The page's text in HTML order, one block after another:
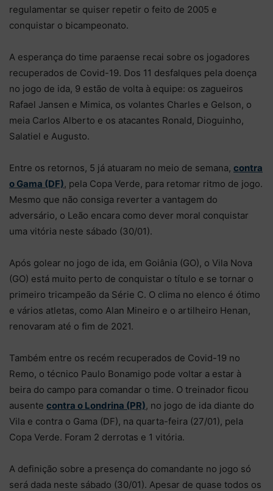
regulamentar se quiser repetir o feito de 2005 e
conquistar o bicampeonato.
A esperança do time paraense recai sobre os jogadores
recuperados de Covid-19. Dos 11 desfalques pela doença
no jogo de ida, 9 estão de volta à equipe: os zagueiros
Rafael Jansen e Mimica, os volantes Charles e Gelson, o
meia Carlos Alberto e os atacantes Ronald, Dioguinho,
Salatiel e Augusto.
Entre os retornos, 5 já atuaram no meio de semana, contra
o Gama (DF), pela Copa Verde, para retomar ritmo de jogo.
Mesmo que não consiga reverter a vantagem do
adversário, o Leão encara como dever moral conquistar
uma vitória neste sábado (30/01).
Após golear no jogo de ida, em Goiânia (GO), o Vila Nova
(GO) está muito perto de conquistar o título e se tornar o
primeiro tricampeão da Série C. O clima no elenco é ótimo
e vários atletas, como Alan Mineiro e o artilheiro Henan,
renovaram até o fim de 2021.
Também entre os recém recuperados de Covid-19 no
Remo, o técnico Paulo Bonamigo pode voltar a estar à
beira do campo para comandar o time. O treinador ficou
ausente contra o Londrina (PR), no jogo de ida diante do
Vila e contra o Gama (DF), na quarta-feira (27/01), pela
Copa Verde. Foram 2 derrotas e 1 vitória.
A definição sobre a presença do comandante no jogo só
será dada neste sábado (30/01). Apesar de quase todos os